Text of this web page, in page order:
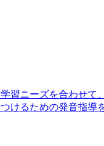
習ニーズを合わせて
けるための発音指